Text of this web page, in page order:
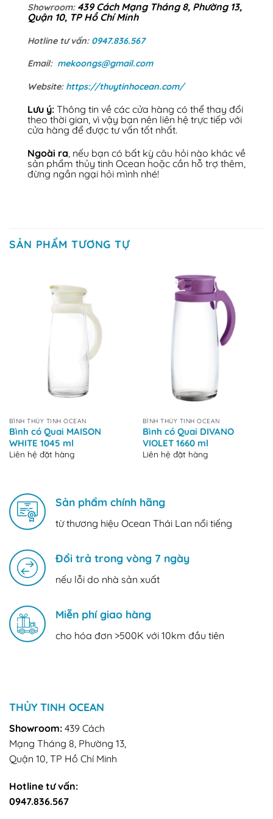
Showroom: 439 Cách Mạng Tháng 8, Phường 13,
Quận 10, TP Hồ Chí Minh
Hotline tư vấn: 0947.836.567
Email: mekoongs@gmail.com
Website: https://thuytinhocean.com/
Lưu ý: Thông tin về các cửa hàng có thể thay đổi
theo thời gian, vì vậy bạn nên liên hệ trực tiếp với
cửa hàng để được tư vấn tốt nhất.
Ngoài ra , nếu bạn có bất kỳ câu hỏi nào khác về
sản phẩm thủy tinh Ocean hoặc cần hỗ trợ thêm,
đừng ngần ngại hỏi mình nhé!
SẢN PHẨM TƯƠNG TỰ
BÌNH THỦY TINH OCEAN
Bình có Quai MAISON
WHITE 1045 ml
Liên hệ đặt hàng
BÌNH THỦY TINH OCEAN
Bình có Quai DIVANO
VIOLET 1660 ml
Liên hệ đặt hàng
Sản phẩm chính hãng
từ thương hiệu Ocean Thái Lan nổi tiếng
Đổi trả trong vòng 7 ngày
nếu lỗi do nhà sản xuất
Miễn phí giao hàng
cho hóa đơn >500K với 10km đầu tiên
THỦY TINH OCEAN
Showroom: 439 Cách
Mạng Tháng 8, Phường 13,
Quận 10, TP Hồ Chí Minh
Hotline tư vấn:
0947.836.567